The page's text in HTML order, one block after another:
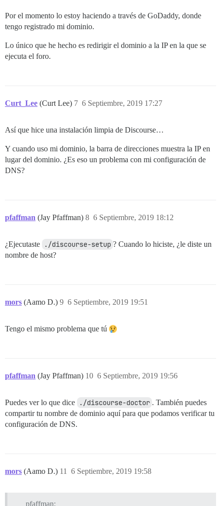
Por el momento lo estoy haciendo a través de GoDaddy, donde
tengo registrado mi dominio.
Lo único que he hecho es redirigir el dominio a la IP en la que se
ejecuta el foro.
Curt_Lee (Curt Lee) 6 Septiembre, 2019 17:27
7
Así que hice una instalación limpia de Discourse…
Y cuando uso mi dominio, la barra de direcciones muestra la IP en
lugar del dominio. ¿Es eso un problema con mi configuración de
DNS?
pfaffman (Jay Pfaffman) 6 Septiembre, 2019 18:12
8
¿Ejecutaste ./discourse-setup ? Cuando lo hiciste, ¿le diste un
nombre de host?
mors (Aamo D.) 6 Septiembre, 2019 19:51
9
Tengo el mismo problema que tú
pfaffman (Jay Pfaffman) 6 Septiembre, 2019 19:56
10
Puedes ver lo que dice ./discourse-doctor . También puedes
compartir tu nombre de dominio aquí para que podamos verificar tu
configuración de DNS.
mors (Aamo D.) 6 Septiembre, 2019 19:58
11
pfaffman: